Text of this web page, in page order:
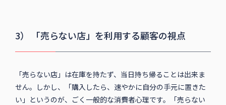
3） 「売らない店」を利用する顧客の視点
「売らない店」は在庫を持たず、当日持ち帰ることは出来ま
せん。しかし、「購入したら、速やかに自分の手元に置きた
い」というのが、ごく一般的な消費者心理です。「売らない